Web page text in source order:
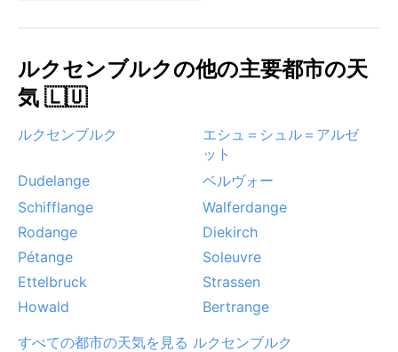
ルクセンブルクの他の主要都市の天
気 🇱🇺
ルクセンブルク
エシュ＝シュル＝アルゼ
ット
Dudelange
ベルヴォー
Schifflange
Walferdange
Rodange
Diekirch
Pétange
Soleuvre
Ettelbruck
Strassen
Howald
Bertrange
すべての都市の天気を見る ルクセンブルク